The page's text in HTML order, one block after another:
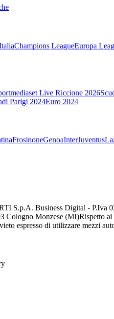
Champions LeagueEuropa
Live Riccione 2026
Parigi 2024Euro 2024
FrosinoneGenoaInterJuventus
S.p.A. Business Digital - P.Iva
Cologno Monzese (MI)Rispetto ai
espresso di utilizzare mezzi